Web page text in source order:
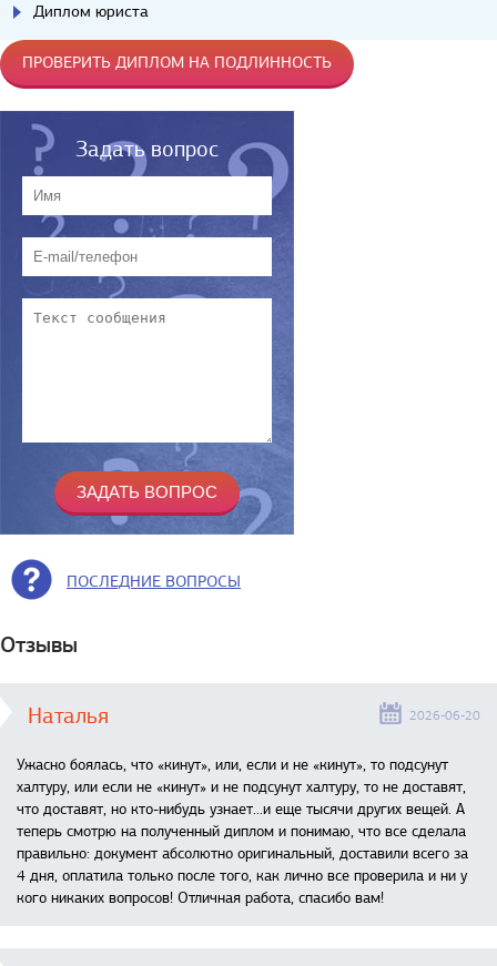
Диплом юриста
ПРОВЕРИТЬ ДИПЛОМ НА ПОДЛИННОСТЬ
Задать вопрос
ПОСЛЕДНИЕ ВОПРОСЫ
Отзывы
Наталья 2026-06-20
Ужасно боялась, что «кинут», или, если и не «кинут», то подсунут
халтуру, или если не «кинут» и не подсунут халтуру, то не доставят,
что доставят, но кто-нибудь узнает...и еще тысячи других вещей. А
теперь смотрю на полученный диплом и понимаю, что все сделала
правильно: документ абсолютно оригинальный, доставили всего за
4 дня, оплатила только после того, как лично все проверила и ни у
кого никаких вопросов! Отличная работа, спасибо вам!